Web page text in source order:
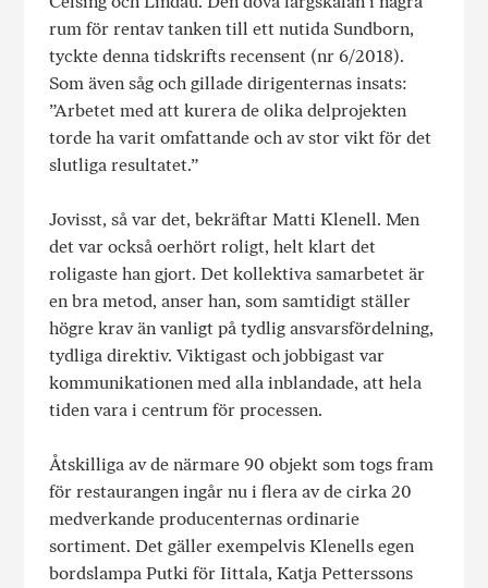
rum för rentav tanken till ett nutida Sundborn,
tyckte denna tidskrifts recensent (nr 6/2018).
Som även såg och gillade dirigenternas insats:
”Arbetet med att kurera de olika delprojekten
torde ha varit omfattande och av stor vikt för det
slutliga resultatet.”
Jovisst, så var det, bekräftar Matti Klenell. Men
det var också oerhört roligt, helt klart det
roligaste han gjort. Det kollektiva samarbetet är
en bra metod, anser han, som samtidigt ställer
högre krav än vanligt på tydlig ansvarsfördelning,
tydliga direktiv. Viktigast och jobbigast var
kommunikationen med alla inblandade, att hela
tiden vara i centrum för processen.
Åtskilliga av de närmare 90 objekt som togs fram
för restaurangen ingår nu i flera av de cirka 20
medverkande producenternas ordinarie
sortiment. Det gäller exempelvis Klenells egen
bordslampa Putki för Iittala, Katja Petterssons